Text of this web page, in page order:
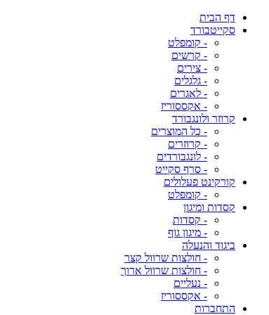
דף הבית
סקייטבורד
- קומפלט
- קרשים
- צירים
- גלגלים
- לאגרים
- אקססוריז
קרוזר ולונגבורד
- כל המוצרים
- קרוזרים
- לונגבורדים
- סרף סקייט
קורקינט פעלולים
- קומפלט
קסדות ומיגון
- קסדות
- מיגון גוף
ביגוד והנעלה
- חולצות שרוול קצר
- חולצות שרוול ארוך
- נעליים
- אקססוריז
התחברות